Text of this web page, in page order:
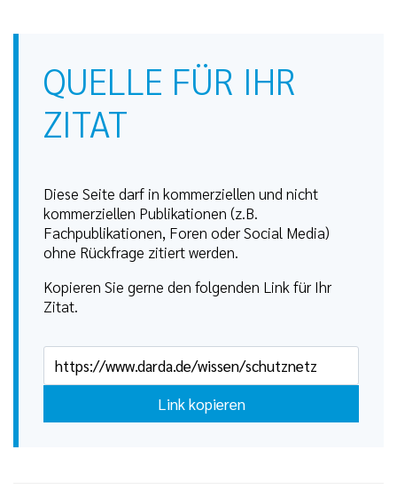
QUELLE FÜR IHR
ZITAT
Diese Seite darf in kommerziellen und nicht
kommerziellen Publikationen (z.B.
Fachpublikationen, Foren oder Social Media)
ohne Rückfrage zitiert werden.
Kopieren Sie gerne den folgenden Link für Ihr
Zitat.
Link kopieren